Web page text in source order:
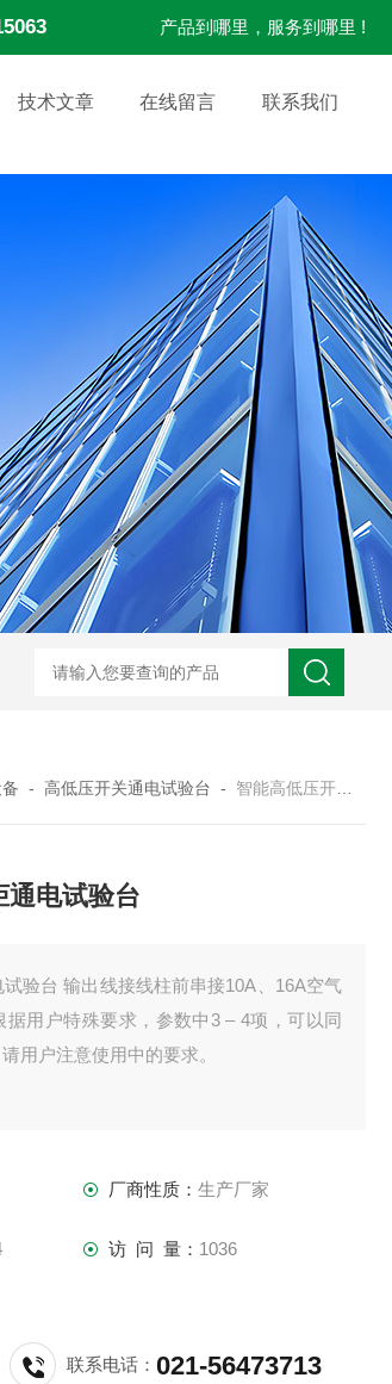
产品到哪里，服务到哪里 !
技术文章 在线留言 联系我们
阻测试仪 S3010数字接地电阻测试仪现货
-高低压开关通电试验台 - 智能高低压开关柜通电试验台
通电试验台
验台 输出线接线柱前串接10A、16A空气
用户特殊要求，参数中3 – 4项，可以同
用户注意使用中的要求。
厂商性质： 生产厂家
访 问 量： 1036
联系电话：021-56473713